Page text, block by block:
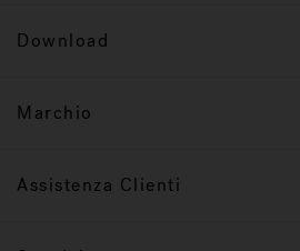
Download
Marchio
Assistenza Clienti